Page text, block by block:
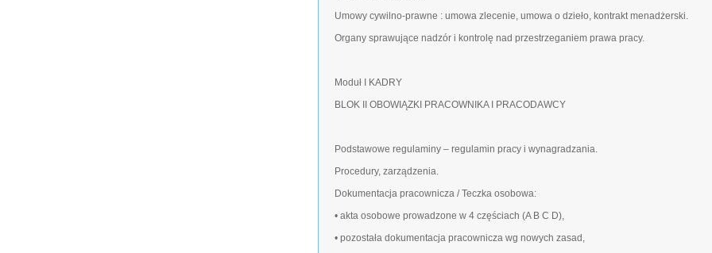
Umowy cywilno-prawne : umowa zlecenie, umowa o dzieło, kontrakt menadżerski.
Organy sprawujące nadzór i kontrolę nad przestrzeganiem prawa pracy.
Moduł I KADRY
BLOK II OBOWIĄZKI PRACOWNIKA I PRACODAWCY
Podstawowe regulaminy – regulamin pracy i wynagradzania.
Procedury, zarządzenia.
Dokumentacja pracownicza / Teczka osobowa:
• akta osobowe prowadzone w 4 częściach (A B C D),
• pozostała dokumentacja pracownicza wg nowych zasad,